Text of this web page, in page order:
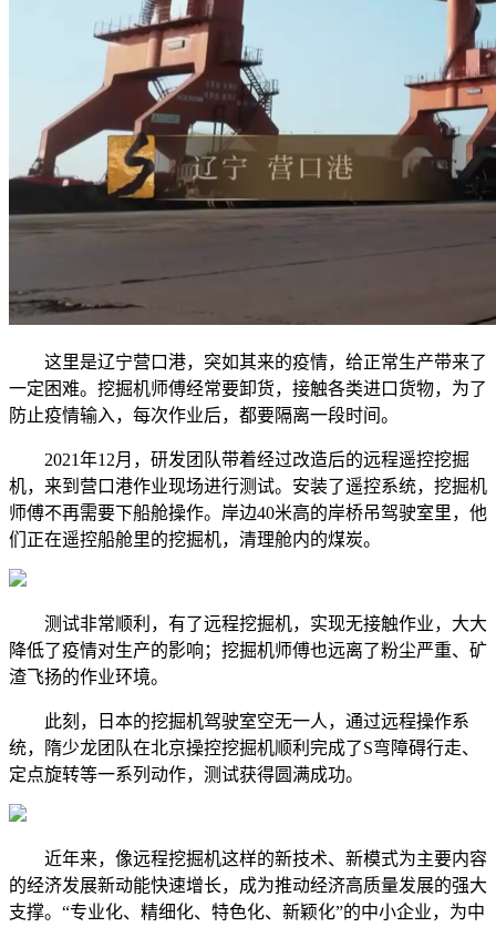
这里是辽宁营口港，突如其来的疫情，给正常生产带来了
一定困难。挖掘机师傅经常要卸货，接触各类进口货物，为了
防止疫情输入，每次作业后，都要隔离一段时间。
2021年12月，研发团队带着经过改造后的远程遥控挖掘
机，来到营口港作业现场进行测试。安装了遥控系统，挖掘机
师傅不再需要下船舱操作。岸边40米高的岸桥吊驾驶室里，他
们正在遥控船舱里的挖掘机，清理舱内的煤炭。
测试非常顺利，有了远程挖掘机，实现无接触作业，大大
降低了疫情对生产的影响；挖掘机师傅也远离了粉尘严重、矿
渣飞扬的作业环境。
此刻，日本的挖掘机驾驶室空无一人，通过远程操作系
统，隋少龙团队在北京操控挖掘机顺利完成了S弯障碍行走、
定点旋转等一系列动作，测试获得圆满成功。
近年来，像远程挖掘机这样的新技术、新模式为主要内容
的经济发展新动能快速增长，成为推动经济高质量发展的强大
支撑。“专业化、精细化、特色化、新颖化”的中小企业，为中